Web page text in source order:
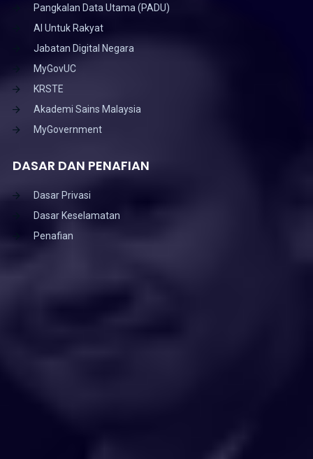
Pangkalan Data Utama (PADU)
AI Untuk Rakyat
Jabatan Digital Negara
MyGovUC
KRSTE
Akademi Sains Malaysia
MyGovernment
DASAR DAN PENAFIAN
Dasar Privasi
Dasar Keselamatan
Penafian